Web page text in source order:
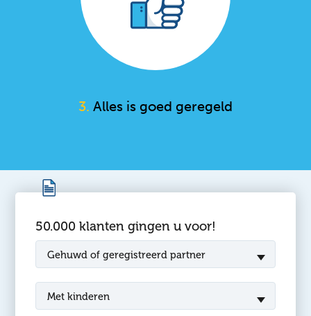
3. Alles is goed geregeld
50.000 klanten gingen u voor!
Gehuwd of geregistreerd partner
Met kinderen